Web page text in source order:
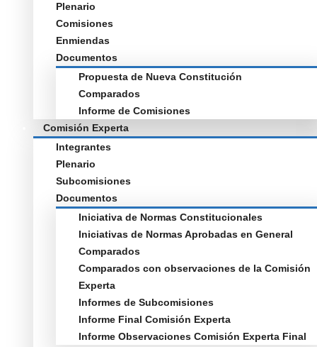
Plenario
Comisiones
Enmiendas
Documentos
Propuesta de Nueva Constitución
Comparados
Informe de Comisiones
Comisión Experta
Integrantes
Plenario
Subcomisiones
Documentos
Iniciativa de Normas Constitucionales
Iniciativas de Normas Aprobadas en General
Comparados
Comparados con observaciones de la Comisión
Experta
Informes de Subcomisiones
Informe Final Comisión Experta
Informe Observaciones Comisión Experta Final